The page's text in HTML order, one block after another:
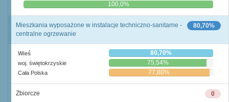
0,0% 100,0%
80,70%
Mieszkania wyposażone w instalacje techniczno-sanitarne -
centralne ogrzewanie
Wieś 80,70%
woj. świętokrzyskie 75,54%
Cała Polska 77,80%
0
Zbiorcze